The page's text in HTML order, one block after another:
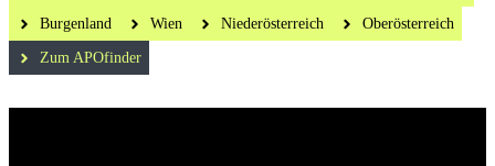
Burgenland Wien Niederösterreich Oberösterreich
Zum APOfinder